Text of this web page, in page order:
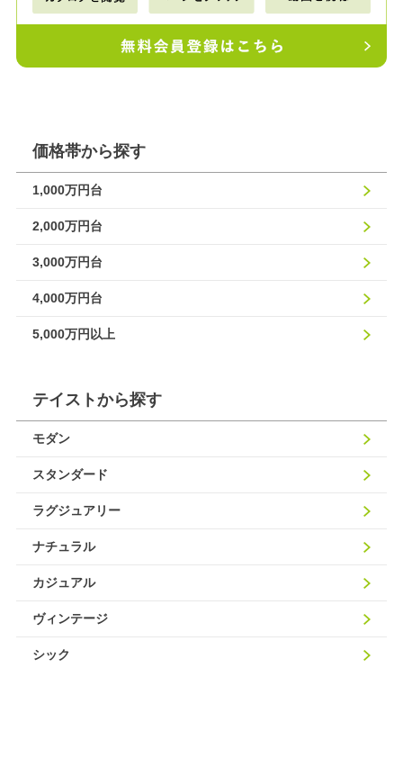
価格帯から探す
1,000万円台
2,000万円台
3,000万円台
4,000万円台
5,000万円以上
テイストから探す
モダン
スタンダード
ラグジュアリー
ナチュラル
カジュアル
ヴィンテージ
シック